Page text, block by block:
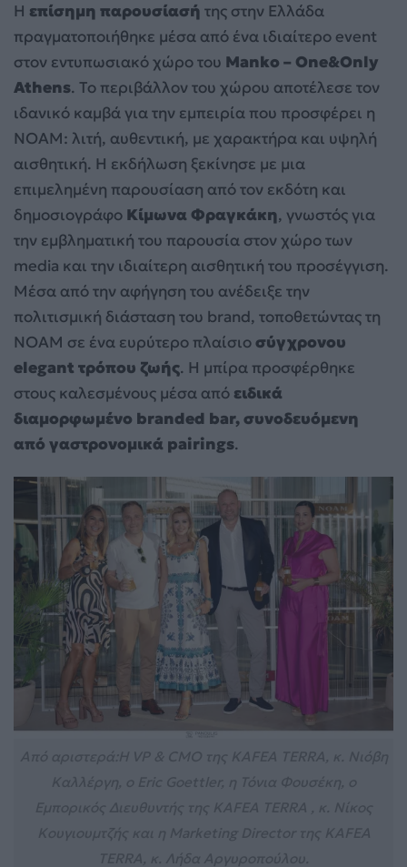
Η επίσημη παρουσίασή της στην Ελλάδα
πραγματοποιήθηκε μέσα από ένα ιδιαίτερο event
στον εντυπωσιακό χώρο του Manko – One&Only
Athens. Το περιβάλλον του χώρου αποτέλεσε τον
ιδανικό καμβά για την εμπειρία που προσφέρει η
NOAM: λιτή, αυθεντική, με χαρακτήρα και υψηλή
αισθητική. Η εκδήλωση ξεκίνησε με μια
επιμελημένη παρουσίαση από τον εκδότη και
δημοσιογράφο Κίμωνα Φραγκάκη, γνωστός για
την εμβληματική του παρουσία στον χώρο των
media και την ιδιαίτερη αισθητική του προσέγγιση.
Μέσα από την αφήγηση του ανέδειξε την
πολιτισμική διάσταση του brand, τοποθετώντας τη
NOAM σε ένα ευρύτερο πλαίσιοσύγχρονου
elegant τρόπου ζωής. Η μπίρα προσφέρθηκε
στους καλεσμένους μέσα από ειδικά
διαμορφωμένο branded bar, συνοδευόμενη
από γαστρονομικά pairings.